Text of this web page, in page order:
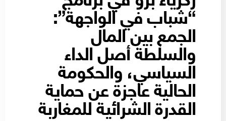
“شباب في الواجهة”:
الجمع بين المال
والسلطة أصل الداء
السياسي، والحكومة
الحالية عاجزة عن حماية
القدرة الشرائية للمغاربة